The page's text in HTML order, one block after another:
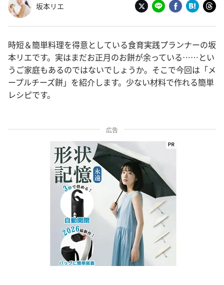
坂本リエ
時短＆簡単料理を得意としている食育実践プランナーの坂
本リエです。実はまだお正月のお餅が余っている……とい
うご家庭もあるのではないでしょうか。そこで今回は「メ
ープルチーズ餅」を紹介します。少ない材料で作れる簡単
レシピです。
広告